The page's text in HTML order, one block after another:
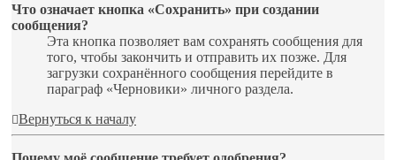
Что означает кнопка «Сохранить» при создании
сообщения?
Эта кнопка позволяет вам сохранять сообщения для
того, чтобы закончить и отправить их позже. Для
загрузки сохранённого сообщения перейдите в
параграф «Черновики» личного раздела.
Вернуться к началу